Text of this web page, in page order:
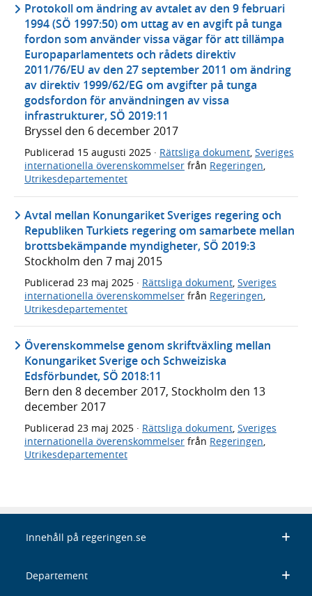
Protokoll om ändring av avtalet av den 9 februari
1994 (SÖ 1997:50) om uttag av en avgift på tunga
fordon som använder vissa vägar för att tillämpa
Europaparlamentets och rådets direktiv
2011/76/EU av den 27 september 2011 om ändring
av direktiv 1999/62/EG om avgifter på tunga
godsfordon för användningen av vissa
infrastrukturer, SÖ 2019:11
Bryssel den 6 december 2017
Publicerad 15 augusti 2025 · Rättsliga dokument, Sveriges
internationella överenskommelser från Regeringen,
Utrikesdepartementet
Avtal mellan Konungariket Sveriges regering och
Republiken Turkiets regering om samarbete mellan
brottsbekämpande myndigheter, SÖ 2019:3
Stockholm den 7 maj 2015
Publicerad 23 maj 2025 · Rättsliga dokument, Sveriges
internationella överenskommelser från Regeringen,
Utrikesdepartementet
Överenskommelse genom skriftväxling mellan
Konungariket Sverige och Schweiziska
Edsförbundet, SÖ 2018:11
Bern den 8 december 2017, Stockholm den 13
december 2017
Publicerad 23 maj 2025 · Rättsliga dokument Sveriges
internationella överenskommelser från Regeringen
Utrikesdepartementet
Innehåll på regeringen.se
Departement